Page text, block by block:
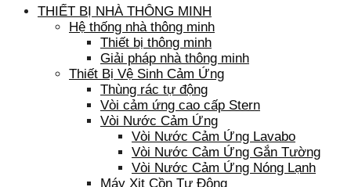
THIẾT BỊ NHÀ THÔNG MINH
Hệ thống nhà thông minh
Thiết bị thông minh
Giải pháp nhà thông minh
Thiết Bị Vệ Sinh Cảm Ứng
Thùng rác tự động
Vòi cảm ứng cao cấp Stern
Vòi Nước Cảm Ứng
Vòi Nước Cảm Ứng Lavabo
Vòi Nước Cảm Ứng Gắn Tường
Vòi Nước Cảm Ứng Nóng Lạnh
Máy Xịt Cồn Tự Động